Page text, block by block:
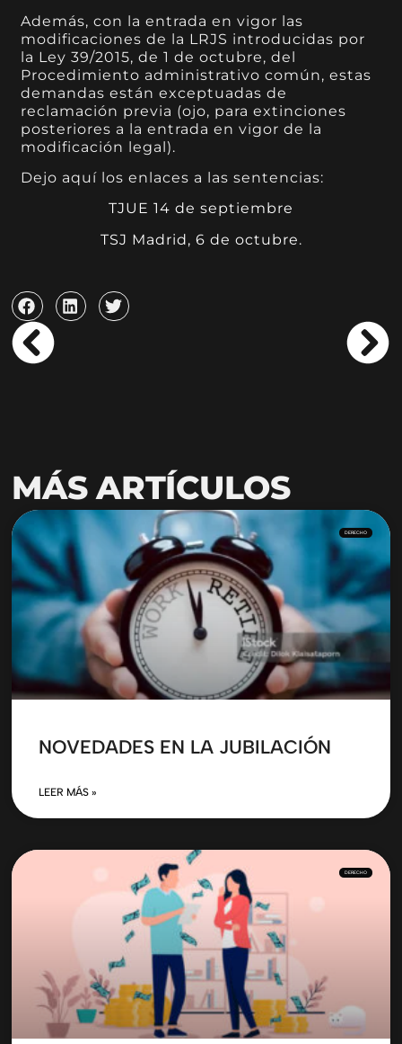
Además, con la entrada en vigor las
modificaciones de la LRJS introducidas por
la Ley 39/2015, de 1 de octubre, del
Procedimiento administrativo común, estas
demandas están exceptuadas de
reclamación previa (ojo, para extinciones
posteriores a la entrada en vigor de la
modificación legal).
Dejo aquí los enlaces a las sentencias:
TJUE 14 de septiembre
TSJ Madrid, 6 de octubre.
MÁS ARTÍCULOS
DERECHO
NOVEDADES EN LA JUBILACIÓN
LEER MÁS »
DERECHO